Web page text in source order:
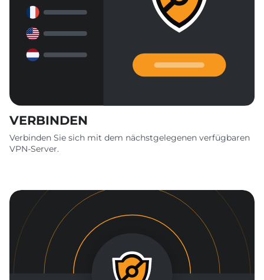
VERBINDEN
Verbinden Sie sich mit dem nächstgelegenen verfügbaren
VPN-Server.